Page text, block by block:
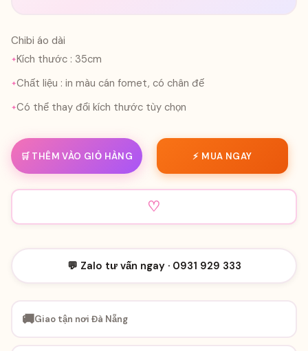
Chibi áo dài
Kích thước : 35cm
Chất liệu : in màu cán fomet, có chân đế
Có thể thay đổi kích thước tùy chọn
🛒 THÊM VÀO GIỎ HÀNG ⚡ MUA NGAY
♡
💬 Zalo tư vấn ngay · 0931 929 333
🚚Giao tận nơi Đà Nẵng